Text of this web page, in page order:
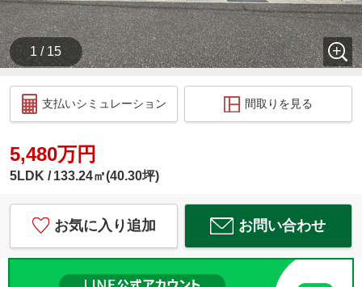
1 / 15
支払いシミュレーション 間取りを見る
5,480万円
5LDK 133.24㎡(40.30坪)
お気に入り追加 お問い合わせ